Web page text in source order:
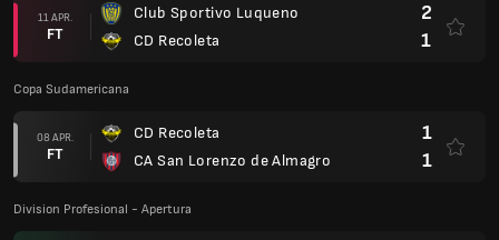
11 APR.
FT
Club Sportivo Luqueno
CD Recoleta
2
1
Copa Sudamericana
08 APR.
FT
CD Recoleta
CA San Lorenzo de Almagro
1
1
Division Profesional - Apertura